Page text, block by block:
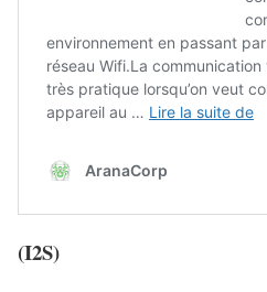
(I2S)